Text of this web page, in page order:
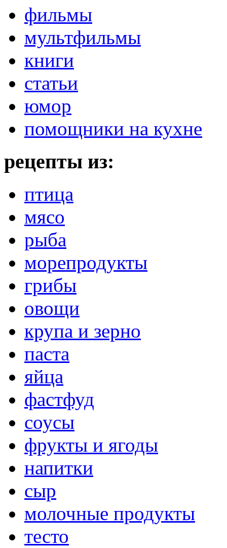
фильмы
мультфильмы
книги
статьи
юмор
помощники на кухне
рецепты из:
птица
мясо
рыба
морепродукты
грибы
овощи
крупа и зерно
паста
яйца
фастфуд
соусы
фрукты и ягоды
напитки
сыр
молочные продукты
тесто